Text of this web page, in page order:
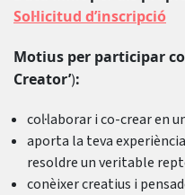
Sol·licitud d’inscripció
Motius per participar
Creator’):
col·laborar i co-crear en
aporta la teva
resoldre un veritable
conèixer creatius i